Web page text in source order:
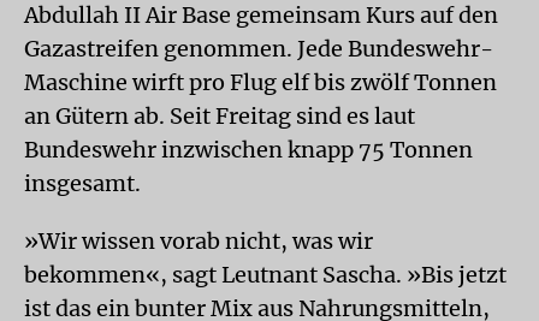
Abdullah II Air Base gemeinsam Kurs auf den
Gazastreifen genommen. Jede Bundeswehr-
Maschine wirft pro Flug elf bis zwölf Tonnen
an Gütern ab. Seit Freitag sind es laut
Bundeswehr inzwischen knapp 75 Tonnen
insgesamt.
»Wir wissen vorab nicht, was wir
bekommen«, sagt Leutnant Sascha. »Bis jetzt
ist das ein bunter Mix aus Nahrungsmitteln,